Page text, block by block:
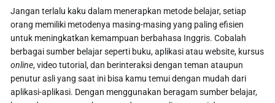
Jangan terlalu kaku dalam menerapkan metode belajar, setiap
orang memiliki metodenya masing-masing yang paling efisien
untuk meningkatkan kemampuan berbahasa Inggris. Cobalah
berbagai sumber belajar seperti buku, aplikasi atau website, kursus
online, video tutorial, dan berinteraksi dengan teman ataupun
penutur asli yang saat ini bisa kamu temui dengan mudah dari
aplikasi-aplikasi. Dengan menggunakan beragam sumber belajar,